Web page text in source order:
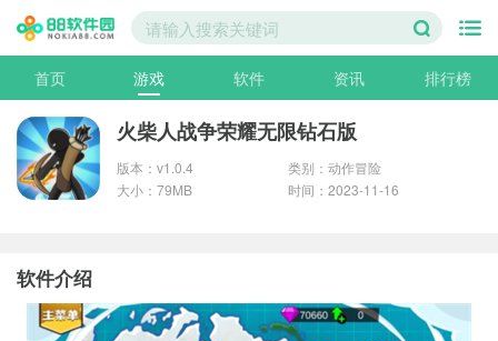
首页 游戏 软件 资讯 排行榜
火柴人战争荣耀无限钻石版
版本：v1.0.4
类别：动作冒险
大小：79MB
时间：2023-11-16
软件介绍